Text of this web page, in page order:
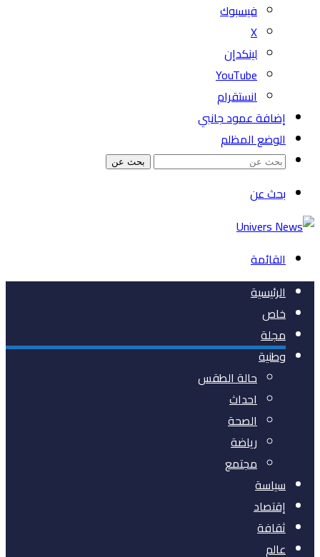
فيسبوك
‫X
لينكدإن
‫YouTube
انستقرام
إضافة عمود جانبي
الوضع المظلم
بحث عن
بحث عن
القائمة
الرئيسية
خاص
مجلة
وطنية
حالة الطقس
احداث
الصحة
رياضة
مجتمع
سياسة
إقتصاد
ثقافة
عالم